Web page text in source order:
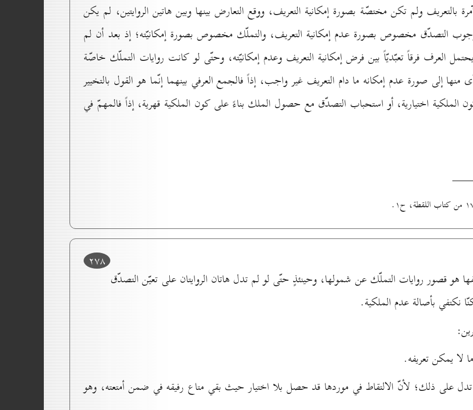
بالتعريف ولم تكن مختصّة بصورة إمكانية التعريف، ووقع التعارض بينها وبين هاتين الروايتين، لم يكن
التصدّق مخصوص بصورة عدم إمكانية التعريف، والتملّك مخصوص بصورة إمكانيّته؛ إذ بعد أن لم
العرف فرقاً تعبّديّاً بين فرض إمكانية التعريف وعدم إمكانيّته، وحتّى لو كانت روايات التملّك خاصّة
منها إلى صورة عدم إمكانه ما دام التعريف غير واجب، إذاً فالجمع العرفي بينهما إنّما هو القول بالتخيير
الملكية اختيارية، أو استحباب التصدّق مع حصول الملك بناءً على كون الملكية قهرية، إذاً فالمهمّ في
۲۷۸
هو قصور روايات التملّك عن شمولها، وحينئذٍ حتّى لو لم تدل هاتان الروايتان على تعيّن التصدّق
نكتفي بأصالة عدم الملكية.
لا يمكن تعريفه.
تدل على ذلك؛ لأنّ الالتقاط في موردها قد حصل بلا اختيار حيث بقي متاع رفيقه في ضمن أمتعته، وهو